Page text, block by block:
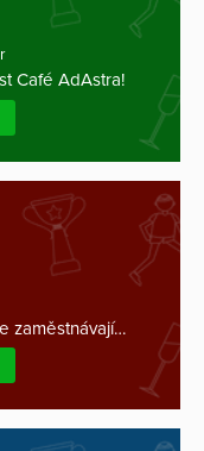
Café AdAstra!
zaměstnávají…